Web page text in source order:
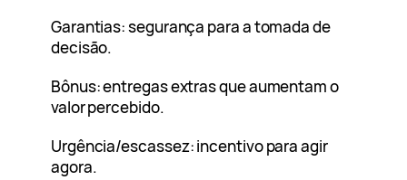
Garantias: segurança para a tomada de
decisão.
Bônus: entregas extras que aumentam o
valor percebido.
Urgência/escassez: incentivo para agir
agora.